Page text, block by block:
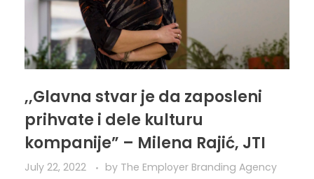
,,Glavna stvar je da zaposleni
prihvate i dele kulturu
kompanije” – Milena Rajić, JTI
July 22, 2022 by The Employer Branding Agency